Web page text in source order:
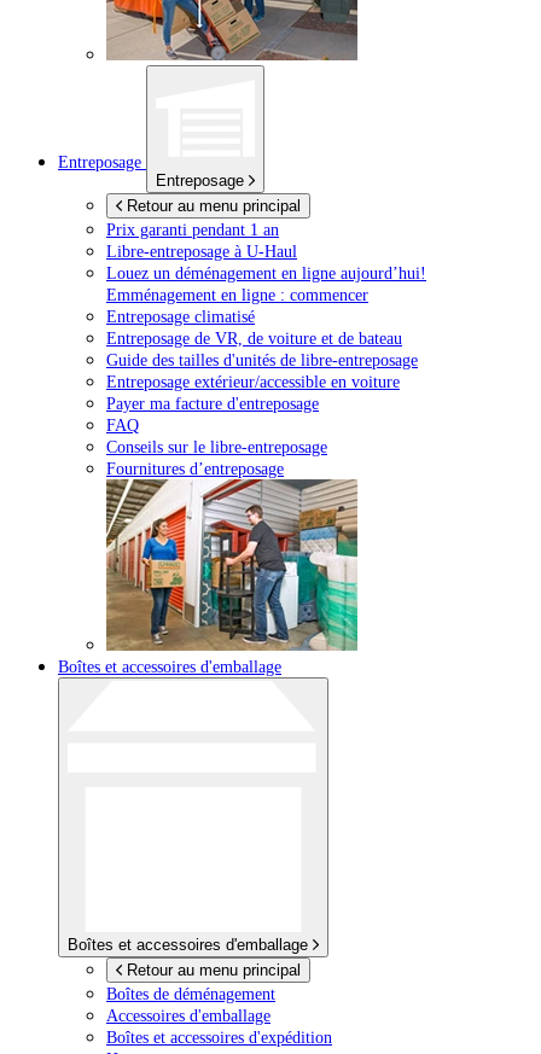
Entreposage
Entreposage
Retour au menu principal
Prix garanti pendant 1 an
Libre-entreposage à U-Haul
Louez un déménagement en ligne aujourd’hui!
Emménagement en ligne : commencer
Entreposage climatisé
Entreposage de VR, de voiture et de bateau
Guide des tailles d'unités de libre-entreposage
Entreposage extérieur/accessible en voiture
Payer ma facture d'entreposage
FAQ
Conseils sur le libre-entreposage
Fournitures d’entreposage
Boîtes et accessoires d'emballage
Boîtes et accessoires d'emballage
Retour au menu principal
Boîtes de déménagement
Accessoires d'emballage
Boîtes et accessoires d'expédition